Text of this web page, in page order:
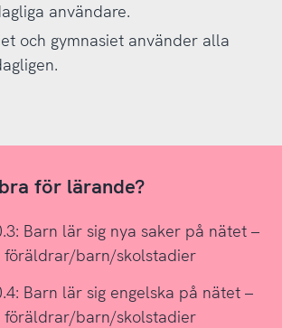
användare.
och gymnasiet använder alla
för lärande?
Barn lär sig nya saker på nätet –
föräldrar/barn/skolstadier
Barn lär sig engelska på nätet –
föräldrar/barn/skolstadier